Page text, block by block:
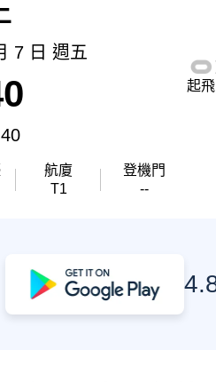
7 日 週五
航廈
T1
登機門
--
起飛